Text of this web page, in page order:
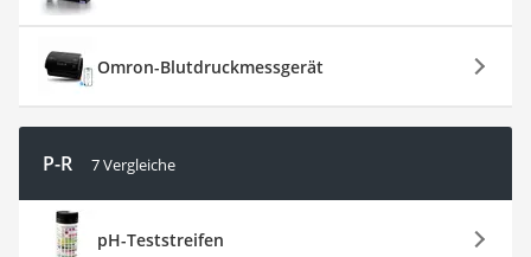
Omron-Blutdruckmessgerät
P-R 7 Vergleiche
pH-Teststreifen